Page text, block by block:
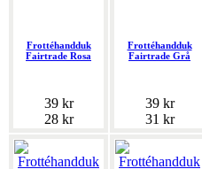
Frottéhandduk
Fairtrade Rosa
39 kr
28 kr
Frottéhandduk
Fairtrade Grå
39 kr
31 kr